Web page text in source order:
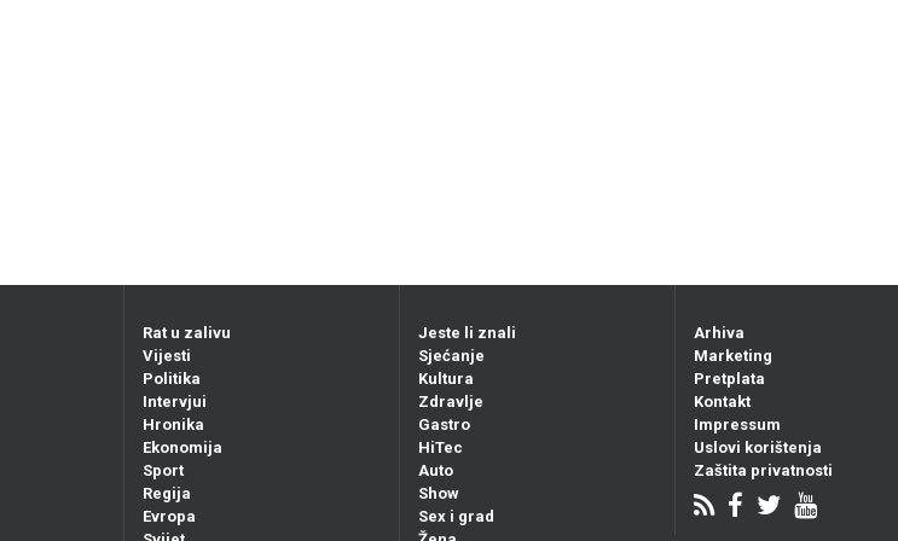
Rat u zalivu
Vijesti
Politika
Intervjui
Hronika
Ekonomija
Sport
Regija
Evropa
Jeste li znali
Sjećanje
Kultura
Zdravlje
Gastro
HiTec
Auto
Show
Sex i grad
Arhiva
Marketing
Pretplata
Kontakt
Impressum
Uslovi korištenja
Zaštita privatnosti